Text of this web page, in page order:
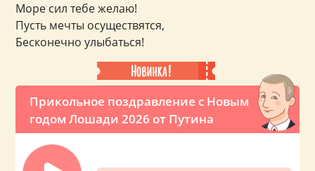
Прикольное поздравление с Новым
годом Лошади 2026 от Путина
Море сил тебе желаю!
Пусть мечты осуществятся,
Бесконечно улыбаться!